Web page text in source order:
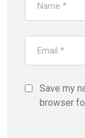
Save my
browser